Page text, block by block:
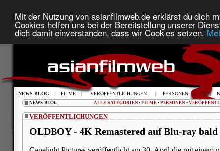
Mit der Nutzung von asianfilmweb.de erklärst du dich
Cookies helfen uns bei der Bereitstellung unserer
dich damit einverstanden, dass wir Cookies setzen.
NEWS-BLOG | FILME | VERÖFFENTLICHUNGEN | PERSONEN | TV |
ALLE KATEGORIEN • FILME • PERSONEN •
NEWS-BLOG
VERÖFFENTLICHUNGEN
OLDBOY - 4K Remastered auf Blu-ray